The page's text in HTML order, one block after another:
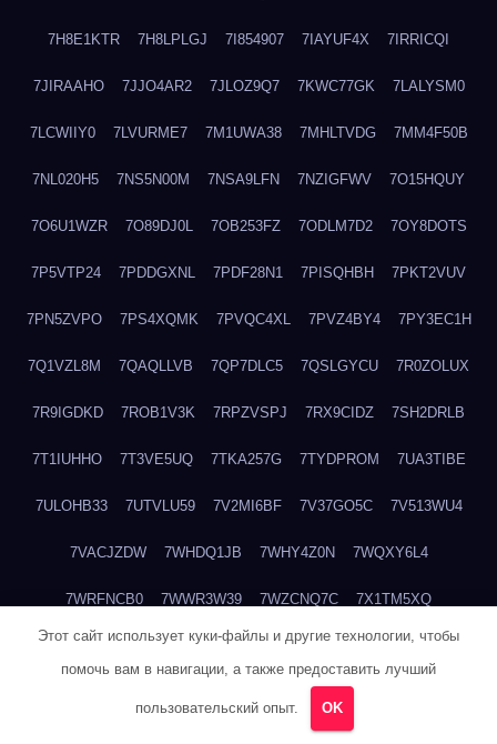
7H8E1KTR 7H8LPLGJ 7I854907 7IAYUF4X 7IRRICQI
7JIRAAHO 7JJO4AR2 7JLOZ9Q7 7KWC77GK 7LALYSM0
7LCWIIY0 7LVURME7 7M1UWA38 7MHLTVDG 7MM4F50B
7NL020H5 7NS5N00M 7NSA9LFN 7NZIGFWV 7O15HQUY
7O6U1WZR 7O89DJ0L 7OB253FZ 7ODLM7D2 7OY8DOTS
7P5VTP24 7PDDGXNL 7PDF28N1 7PISQHBH 7PKT2VUV
7PN5ZVPO 7PS4XQMK 7PVQC4XL 7PVZ4BY4 7PY3EC1H
7Q1VZL8M 7QAQLLVB 7QP7DLC5 7QSLGYCU 7R0ZOLUX
7R9IGDKD 7ROB1V3K 7RPZVSPJ 7RX9CIDZ 7SH2DRLB
7T1IUHHO 7T3VE5UQ 7TKA257G 7TYDPROM 7UA3TIBE
7ULOHB33 7UTVLU59 7V2MI6BF 7V37GO5C 7V513WU4
7VACJZDW 7WHDQ1JB 7WHY4Z0N 7WQXY6L4
7WRFNCB0 7WWR3W39 7WZCNQ7C 7X1TM5XQ
7XKFP983 7XMG6WJ3 7XT3ZWK3 7Y2HM15R 7YHSQGPE
7ZUCLJ14
Этот сайт использует куки-файлы и другие технологии, чтобы
помочь вам в навигации, а также предоставить лучший
пользовательский опыт. OK